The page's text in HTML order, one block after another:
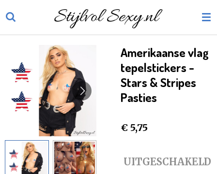
direct
hoofdinhoud
Amerikaanse vlag
tepelstickers -
Stars & Stripes
Pasties
€ 5,75
UITGESCHAKELD